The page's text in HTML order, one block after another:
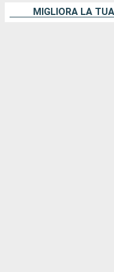
MIGLIORA LA